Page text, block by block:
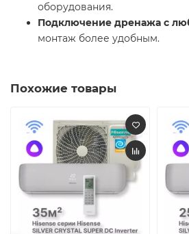
оборудования.
Подключение дренажа с
монтаж более удобным.
Похожие товары